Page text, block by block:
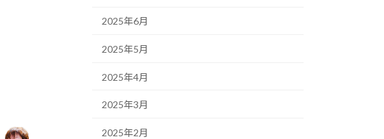
2025年6月
2025年5月
2025年4月
2025年3月
2025年2月